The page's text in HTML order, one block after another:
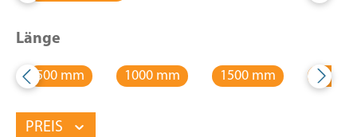
Länge
500 mm 1000 mm 1500 mm 2000
PREIS